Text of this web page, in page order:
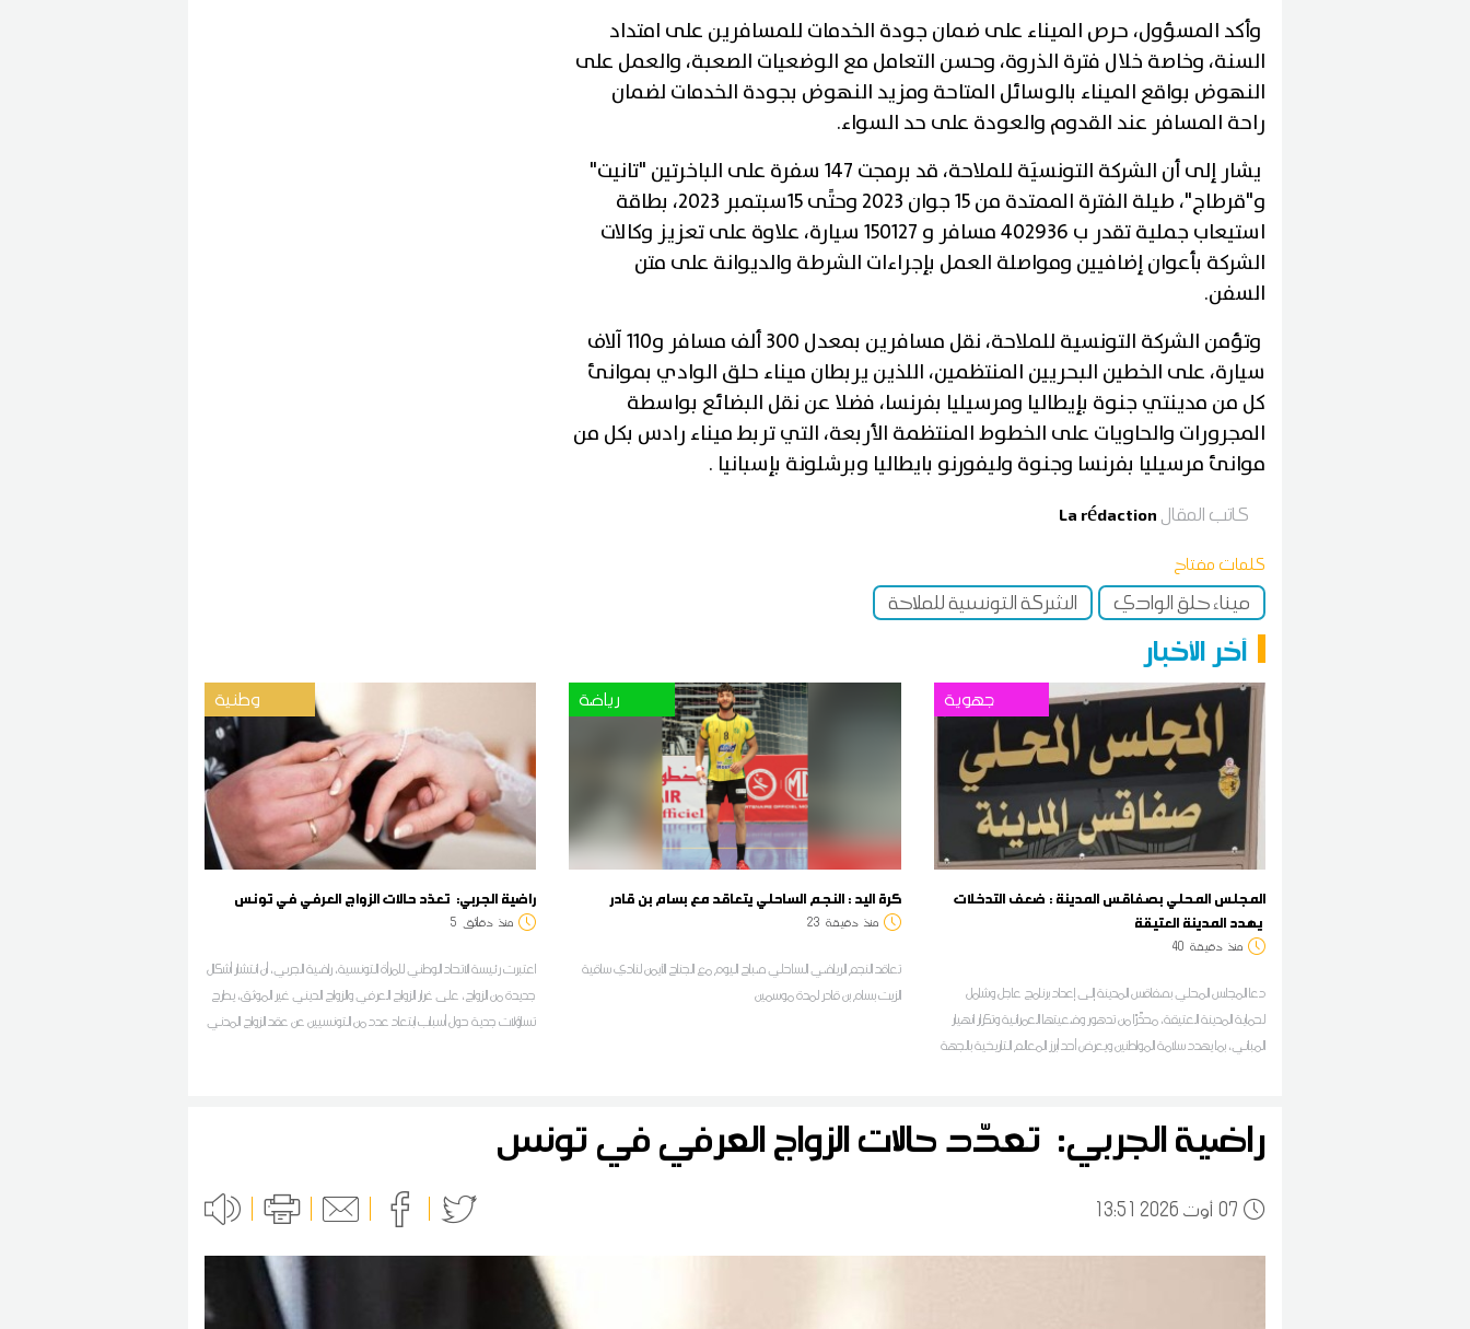
وأكد المسؤول، حرص الميناء على ضمان جودة الخدمات للمسافرين على امتداد
السنة، وخاصة خلال فترة الذروة، وحسن التعامل مع الوضعيات الصعبة، والعمل على
النهوض بواقع الميناء بالوسائل المتاحة ومزيد النهوض بجودة الخدمات لضمان
راحة المسافر عند القدوم والعودة على حد السواء.
يشار إلى أن الشركة التونسيَة للملاحة، قد برمجت 147 سفرة على الباخرتين "تانيت"
و"قرطاج"، طيلة الفترة الممتدة من 15 جوان 2023 وحتًى 15سبتمبر 2023، بطاقة
استيعاب جملية تقدر ب 402936 مسافر و 150127 سيارة، علاوة على تعزيز وكالات
الشركة بأعوان إضافيين ومواصلة العمل بإجراءات الشرطة والديوانة على متن
السفن.
وتؤمن الشركة التونسية للملاحة، نقل مسافرين بمعدل 300 ألف مسافر و110 آلاف
سيارة، على الخطين البحريين المنتظمين، اللذين يربطان ميناء حلق الوادي بموانئ
كل من مدينتي جنوة بإيطاليا ومرسيليا بفرنسا، فضلا عن نقل البضائع بواسطة
المجرورات والحاويات على الخطوط المنتظمة الأربعة، التي تربط ميناء رادس بكل من
موانئ مرسيليا بفرنسا وجنوة وليفورنو بايطاليا وبرشلونة بإسبانيا .
كاتب المقال La rédaction
كلمات مفتاح
ميناء حلق الوادي الشركة التونسية للملاحة
آخر الأخبار
وطنية
راضية الجربي: تعدّد حالات الزواج العرفي في تونس
منذ دقائق 5
اعتبرت رئيسة الاتحاد الوطني للمرأة التونسية، راضية الجربي، أن انتشار أشكال
جديدة من الزواج، على غرار الزواج العرفي والزواج الديني غير الموثق، يطرح
تساؤلات جدية حول أسباب ابتعاد عدد من التونسيين عن عقد الزواج المدني
رياضة
كرة اليد : النجم الساحلي يتعاقد مع بسام بن قادر
منذ دقيقة 23
تعاقد النجم الرياضي الساحلي صباح اليوم مع الجناح الأيمن لنادي ساقية
الزيت بسام بن قادر لمدة موسمين
جهوية
المجلس المحلي بصفاقس المدينة : ضعف التدخلات
منذ دقيقة 40
دعا المجلس المحلي بصفاقس المدينة إلى إعداد برنامج عاجل وشامل
لحماية المدينة العتيقة، محذّرًا من تدهور وضعيتها العمرانية وتكرار انهيار
المباني، بما يهدد سلامة المواطنين ويعرض أحد أبرز المعالم التاريخية بالجهة
راضية الجربي: تعدّد حالات الزواج العرفي في تونس
0713:51 2026 أوت